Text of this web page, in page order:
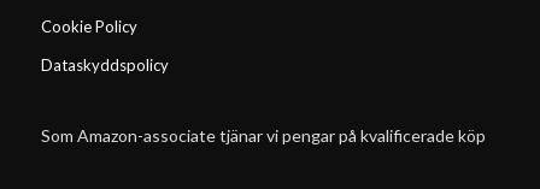
Cookie Policy
Dataskyddspolicy
Som Amazon-associate tjänar vi pengar på kvalificerade köp